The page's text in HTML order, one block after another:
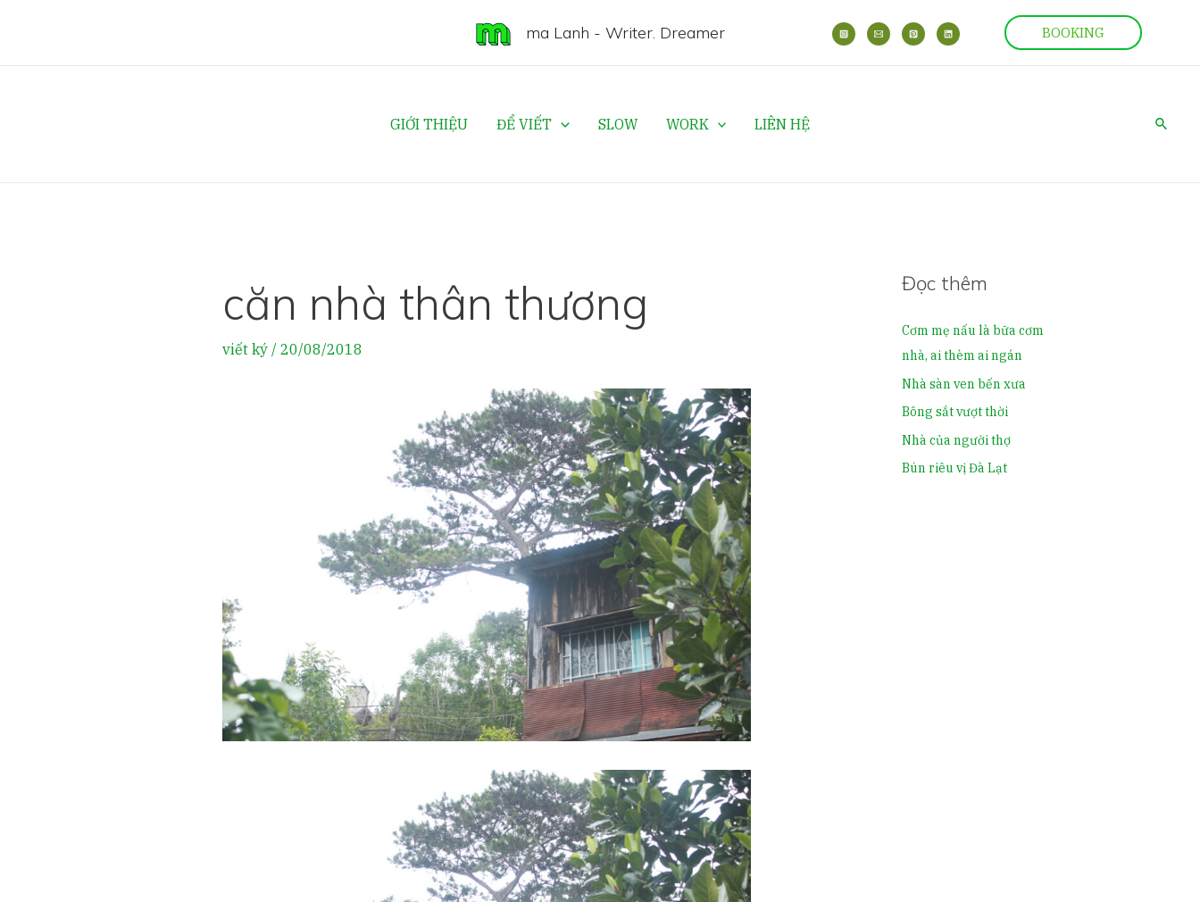
ma Lanh - Writer. Dreamer BOOKING
GIỚI THIỆU ĐỂ VIẾT SLOW WORK LIÊN HỆ Search
căn nhà thân thương
viết ký/ 20/08/2018
Đọc thêm
Cơm mẹ nấu là bữa cơm
nhà, ai thèm ai ngán
Nhà sàn ven bến xưa
Bông sắt vượt thời
Nhà của người thợ
Bún riêu vị Đà Lạt